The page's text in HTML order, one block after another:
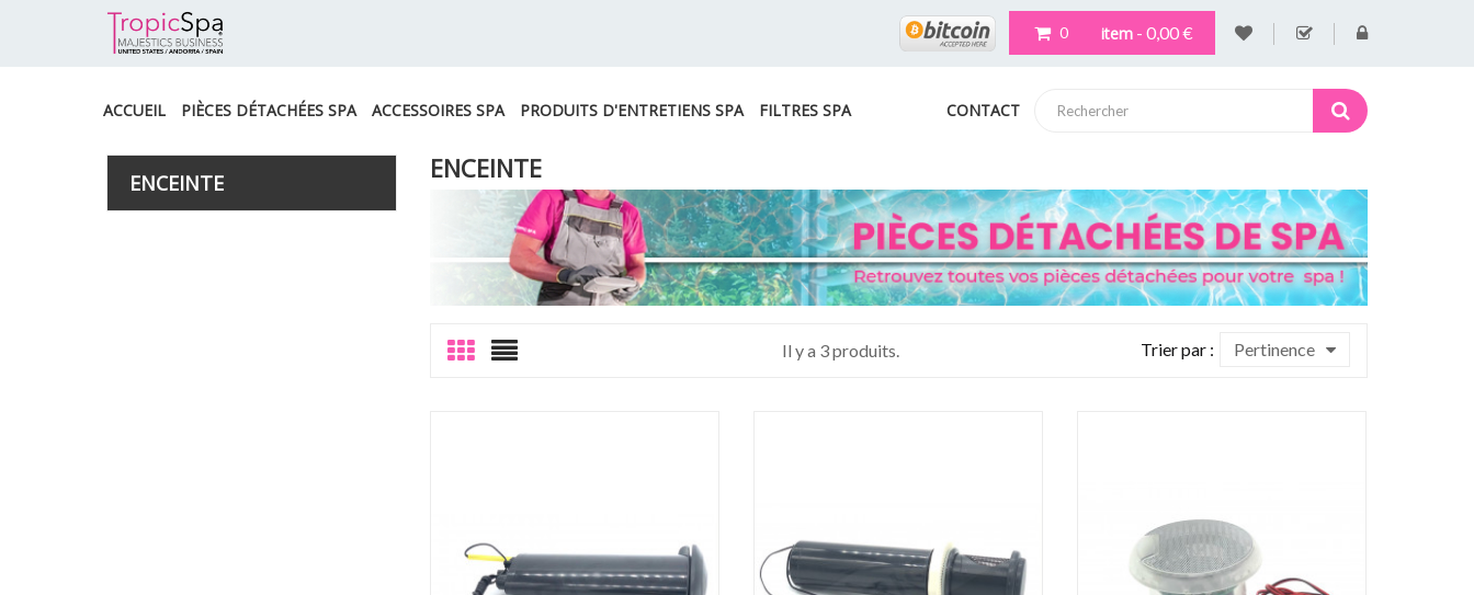
item - 0,00 €
0
ACCUEIL PIÈCES DÉTACHÉES SPA ACCESSOIRES SPA PRODUITS D'ENTRETIENS SPA FILTRES SPA CONTACT
ENCEINTE ENCEINTE
Il y a 3 produits. Trier par : Pertinence